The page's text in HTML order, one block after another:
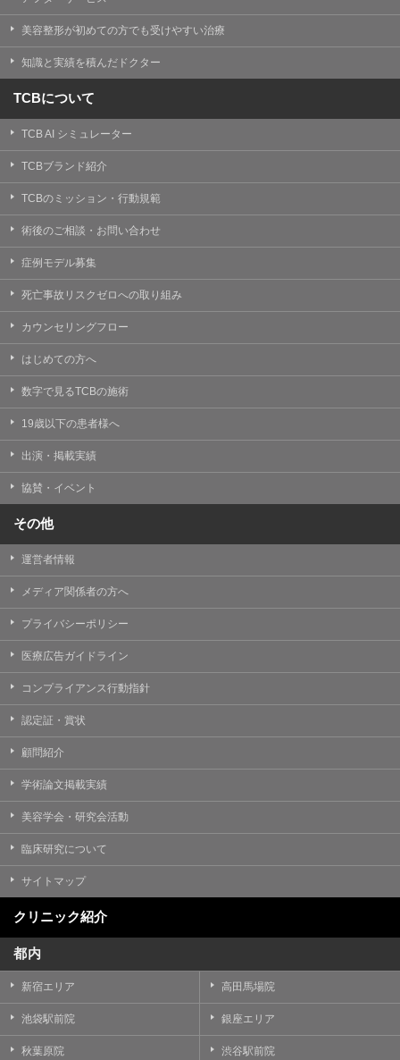
美容整形が初めての方でも受けやすい治療
知識と実績を積んだドクター
TCBについて
TCB AI シミュレーター
TCBブランド紹介
TCBのミッション・行動規範
術後のご相談・お問い合わせ
症例モデル募集
死亡事故リスクゼロへの取り組み
カウンセリングフロー
はじめての方へ
数字で見るTCBの施術
19歳以下の患者様へ
出演・掲載実績
協賛・イベント
その他
運営者情報
メディア関係者の方へ
プライバシーポリシー
医療広告ガイドライン
コンプライアンス行動指針
認定証・賞状
顧問紹介
学術論文掲載実績
美容学会・研究会活動
臨床研究について
サイトマップ
クリニック紹介
都内
新宿エリア 高田馬場院
池袋駅前院 銀座エリア
秋葉原院 渋谷駅前院